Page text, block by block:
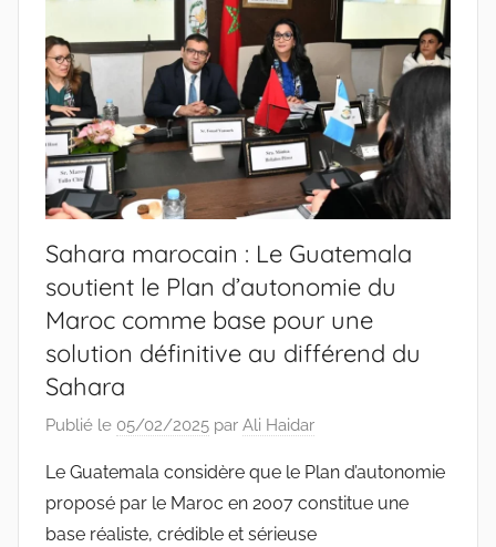
Sahara marocain : Le Guatemala
soutient le Plan d’autonomie du
Maroc comme base pour une
solution définitive au différend du
Sahara
Publié le 05/02/2025 par Ali Haidar
Le Guatemala considère que le Plan d’autonomie
proposé par le Maroc en 2007 constitue une
base réaliste, crédible et sérieuse